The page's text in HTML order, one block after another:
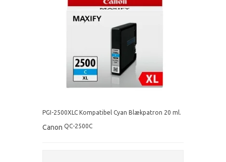
PGI-2500XLC Kompatibel Cyan Blækpatron 20 ml.
Canon QC-2500C